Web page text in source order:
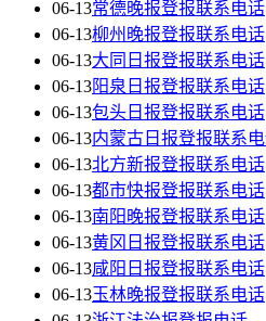
06-13常德晚报登报联系电话
06-13柳州晚报登报联系电话
06-13大同日报登报联系电话
06-13阳泉日报登报联系电话
06-13包头日报登报联系电话
06-13内蒙古日报登报联系
06-13北方新报登报联系电话
06-13都市快报登报联系电话
06-13南阳晚报登报联系电话
06-13黄冈日报登报联系电话
06-13咸阳日报登报联系电话
06-13玉林晚报登报联系电话